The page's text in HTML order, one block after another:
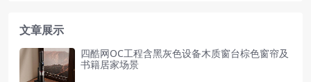
文章展示
四酷网OC工程含黑灰色设备木质窗台棕色窗帘及
书籍居家场景